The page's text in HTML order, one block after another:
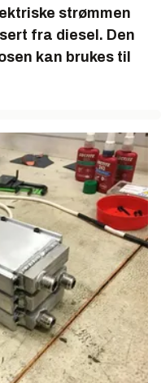
strømmen
fra diesel. Den
kan brukes til